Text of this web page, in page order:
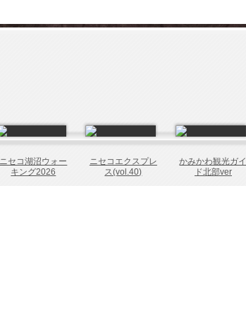
ニセコ湖沼ウォー
キング2026
ニセコエクスプレ
ス(vol.40)
かみかわ観光ガイ
ド北部ver